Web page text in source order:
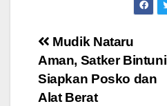
Post
navigation
Mudik Nataru
Aman, Satker Bintuni
Siapkan Posko dan
Alat Berat